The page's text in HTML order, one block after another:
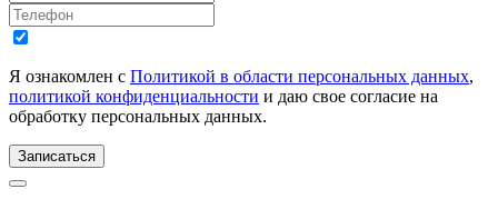
Я ознакомлен с Политикой в области персональных данных,
политикой конфиденциальности и даю свое согласие на
обработку персональных данных.
Записаться